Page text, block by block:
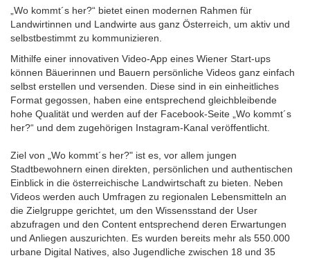
„Wo kommt´s her?“ bietet einen modernen Rahmen für
Landwirtinnen und Landwirte aus ganz Österreich, um aktiv und
selbstbestimmt zu kommunizieren.
Mithilfe einer innovativen Video-App eines Wiener Start-ups
können Bäuerinnen und Bauern persönliche Videos ganz einfach
selbst erstellen und versenden. Diese sind in ein einheitliches
Format gegossen, haben eine entsprechend gleichbleibende
hohe Qualität und werden auf der Facebook-Seite „Wo kommt´s
her?“ und dem zugehörigen Instagram-Kanal veröffentlicht.
Ziel von „Wo kommt´s her?" ist es, vor allem jungen
Stadtbewohnern einen direkten, persönlichen und authentischen
Einblick in die österreichische Landwirtschaft zu bieten. Neben
Videos werden auch Umfragen zu regionalen Lebensmitteln an
die Zielgruppe gerichtet, um den Wissensstand der User
abzufragen und den Content entsprechend deren Erwartungen
und Anliegen auszurichten. Es wurden bereits mehr als 550.000
urbane Digital Natives, also Jugendliche zwischen 18 und 35